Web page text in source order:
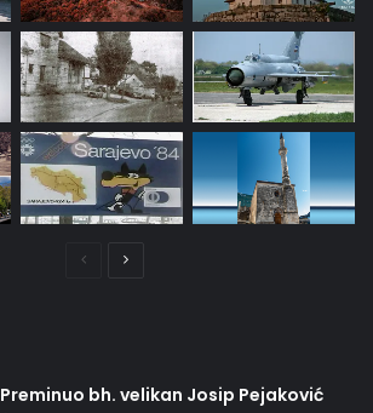
PrethodnaNaredna
Preminuo bh. velikan Josip Pejaković